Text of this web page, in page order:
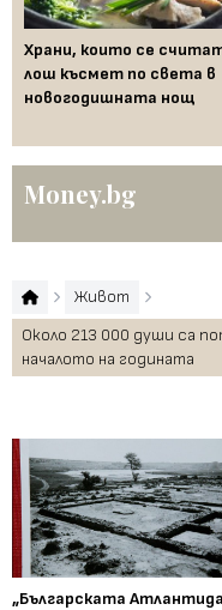
Храни, които се
лош късмет по света в
новогодишната нощ
Money.bg
Живот
Около 213 000 души са
началото на годината
„Българската